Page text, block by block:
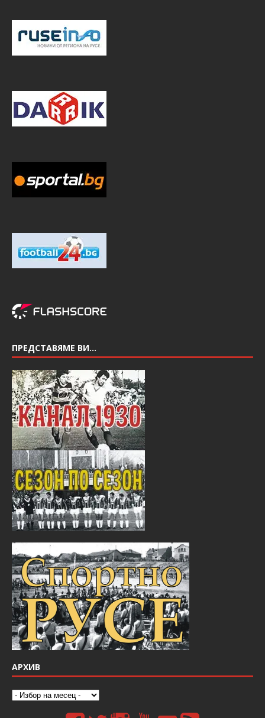
ПРЕДСТАВЯМЕ ВИ…
АРХИВ